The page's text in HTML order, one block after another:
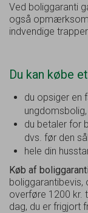
Ved boliggaranti
også opmærksom
indvendige
Du kan købe
du opsiger en
du betaler for
dvs. før den
hele din
Køb af
boliggarantibevis,
overføre 1200 kr.
dag, du er frigjort